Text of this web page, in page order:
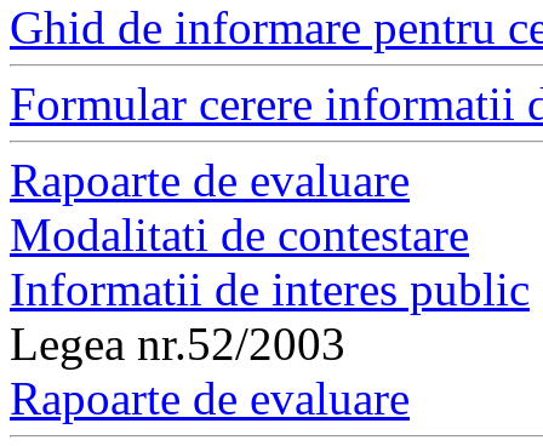
Ghid de informare pentru
Formular cerere informatii
Rapoarte de evaluare
Modalitati de contestare
Informatii de interes public
Legea nr.52/2003
Rapoarte de evaluare